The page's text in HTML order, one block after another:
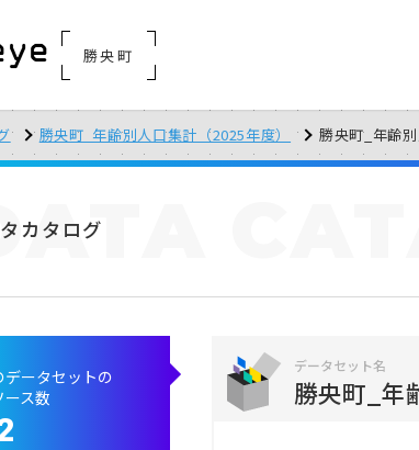
勝央町
勝央町_年齢別人口集計（2025年度） 勝央町_年齢
カタログ
データセット名
勝央町_年
データセットの
ース数